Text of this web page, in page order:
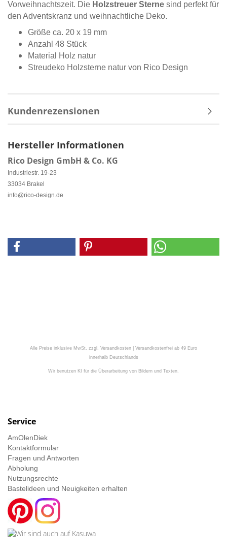
Vorweihnachtszeit. Die Holzstreuer Sterne sind perfekt für
den Adventskranz und weihnachtliche Deko.
Größe ca. 20 x 19 mm
Anzahl 48 Stück
Material Holz natur
Streudeko Holzsterne natur von Rico Design
Kundenrezensionen
Hersteller Informationen
Rico Design GmbH & Co. KG
Industriestr. 19-23
33034 Brakel
info@rico-design.de
Alle Preise inklusive MwSt. zzgl. Versandkosten | Versandkostenfrei ab 49 Euro
innerhalb Deutschlands
Wir benutzen KI für die Überarbeitung von Bildern und Texten.
Service
AmOlenDiek
Kontaktformular
Fragen und Antworten
Abholung
Nutzungsrechte
Bastelideen und Neuigkeiten erhalten